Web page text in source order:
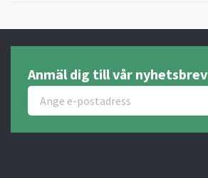
Anmäl dig till vår nyhetsbrev